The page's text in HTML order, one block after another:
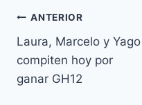
Navegación
de
entradas
ANTERIOR
Laura, Marcelo y Yago
compiten hoy por
ganar GH12